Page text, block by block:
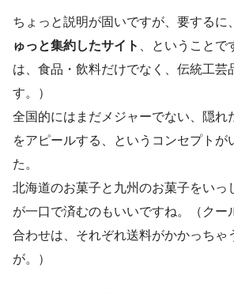
ちょっと説明が固いですが、要するに、
ゅっと集約したサイト 、ということで
は、食品・飲料だけでなく、伝統工芸
す。）
全国的にはまだメジャーでない、隠れ
をアピールする、というコンセプトが
た。
北海道のお菓子と九州のお菓子をいっ
が一口で済むのもいいですね。（クー
合わせは、それぞれ送料がかかっちゃ
が。）